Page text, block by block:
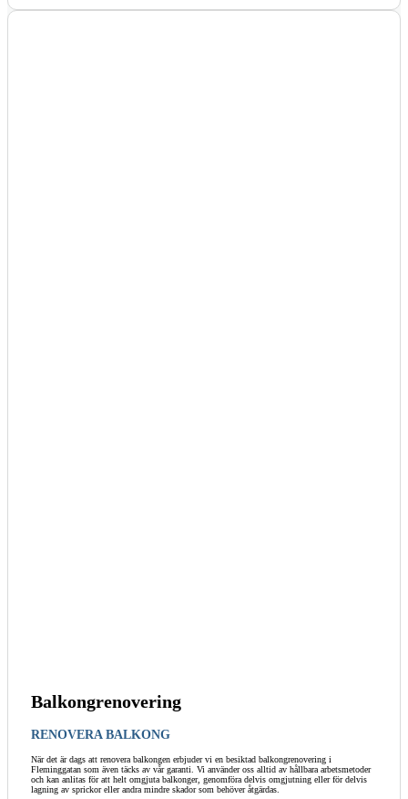
Balkongrenovering
RENOVERA BALKONG
När det är dags att renovera balkongen erbjuder vi en besiktad balkongrenovering i
Fleminggatan som även täcks av vår garanti. Vi använder oss alltid av hållbara arbetsmetoder
och kan anlitas för att helt omgjuta balkonger, genomföra delvis omgjutning eller för delvis
lagning av sprickor eller andra mindre skador som behöver åtgärdas.